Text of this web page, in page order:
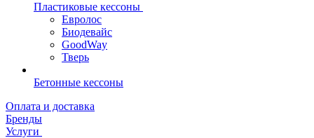
Пластиковые кессоны
Евролос
Биодевайс
GoodWay
Тверь
Бетонные кессоны
Оплата и доставка
Бренды
Услуги